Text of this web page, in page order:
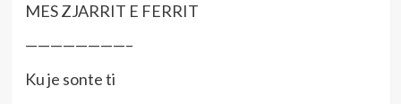
MES ZJARRIT E FERRIT
————————–
Ku je sonte ti